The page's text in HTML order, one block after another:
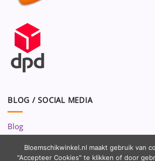
BLOG / SOCIAL MEDIA
Blog
Volg ons op:
Bloemschikwinkel.nl maakt gebruik van
"Accepteer Cookies" te klikken of door